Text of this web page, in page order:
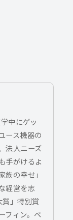
中にゲッ
ース機器の
法人ニーズ
手がけるよ
族の幸せ」
経営を志
賞」特別賞
フィン。ベ